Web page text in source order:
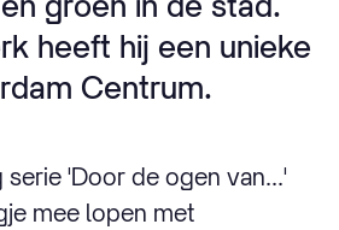
heeft hij een unieke
Centrum.
'Door de ogen van...'
mee lopen met